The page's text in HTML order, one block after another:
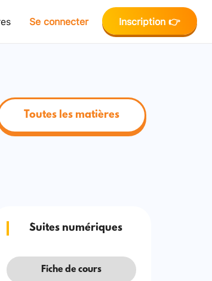
Se connecter Inscription 👉
Toutes les matières
Suites numériques
Fiche de cours